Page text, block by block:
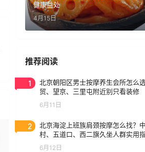
健康益处
4月15日
推荐阅读
1
北京朝阳区男士按摩养生会所怎么
贸、望京、三里屯附近别只看装修
6月11日
2
北京海淀上班族肩颈按摩怎么找？
村、五道口、西二旗久坐人群实用
6月12日